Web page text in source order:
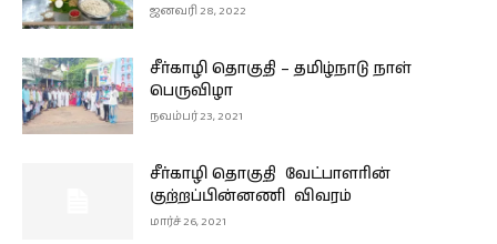
ஜனவரி 28, 2022
சீர்காழி தொகுதி – தமிழ்நாடு நாள்
பெருவிழா
நவம்பர் 23, 2021
சீர்காழி தொகுதி வேட்பாளரின்
குற்றப்பின்னணி விவரம்
மார்ச் 26, 2021